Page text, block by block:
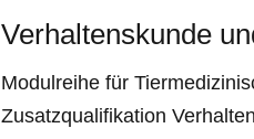
Verhaltenskunde
Modulreihe für
Zusatzqualifikation